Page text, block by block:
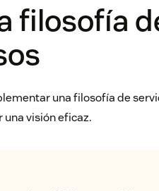
filosofía
una filosofía de
una visión eficaz.